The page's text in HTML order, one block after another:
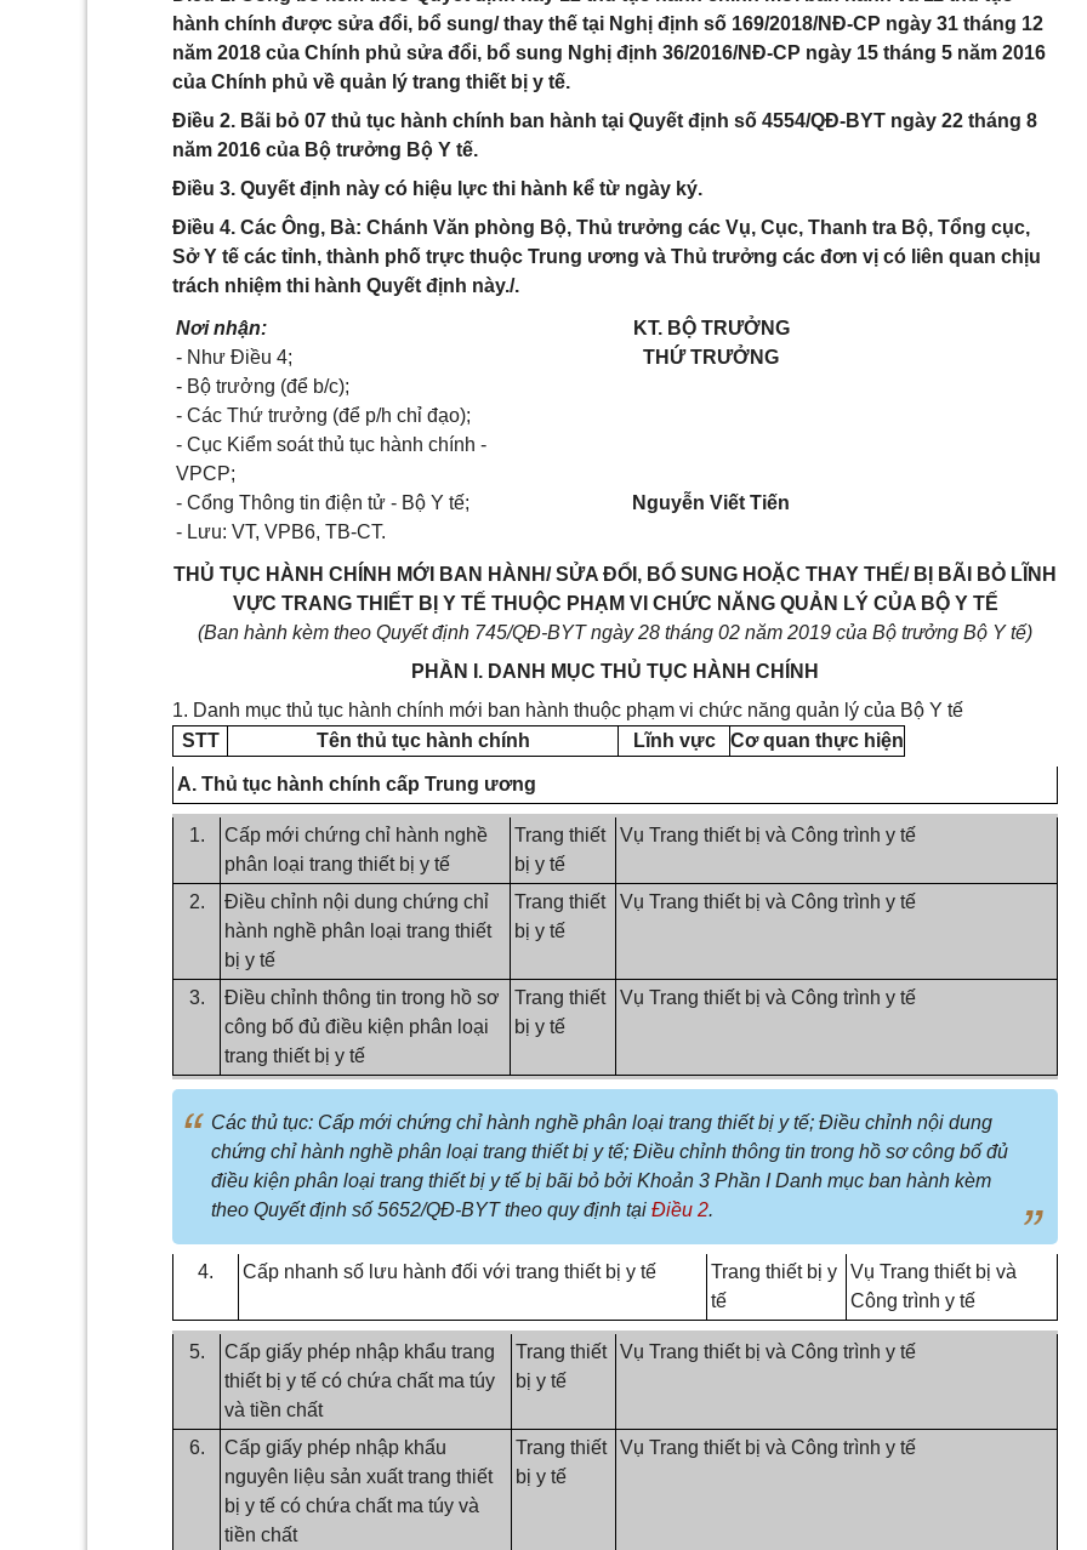
hành chính được sửa đổi, bổ sung/ thay thế tại Nghị định số 169/2018/NĐ-CP ngày 31 tháng 12
năm 2018 của Chính phủ sửa đổi, bổ sung Nghị định 36/2016/NĐ-CP ngày 15 tháng 5 năm 2016
của Chính phủ về quản lý trang thiết bị y tế.
Điều 2. Bãi bỏ 07 thủ tục hành chính ban hành tại Quyết định số 4554/QĐ-BYT ngày 22 tháng 8
năm 2016 của Bộ trưởng Bộ Y tế.
Điều 3. Quyết định này có hiệu lực thi hành kể từ ngày ký.
Điều 4. Các Ông, Bà: Chánh Văn phòng Bộ, Thủ trưởng các Vụ, Cục, Thanh tra Bộ, Tổng cục,
Sở Y tế các tỉnh, thành phố trực thuộc Trung ương và Thủ trưởng các đơn vị có liên quan chịu
trách nhiệm thi hành Quyết định này./.
Nơi nhận:
- Như Điều 4;
- Bộ trưởng (để b/c);
- Các Thứ trưởng (để p/h chỉ đạo);
- Cục Kiểm soát thủ tục hành chính -
VPCP;
- Cổng Thông tin điện tử - Bộ Y tế;
- Lưu: VT, VPB6, TB-CT.
KT. BỘ TRƯỞNG
THỨ TRƯỞNG
Nguyễn Viết Tiến
THỦ TỤC HÀNH CHÍNH MỚI BAN HÀNH/ SỬA ĐỔI, BỔ SUNG HOẶC THAY THẾ/ BỊ BÃI BỎ LĨNH
VỰC TRANG THIẾT BỊ Y TẾ THUỘC PHẠM VI CHỨC NĂNG QUẢN LÝ CỦA BỘ Y TẾ
(Ban hành kèm theo Quyết định 745/QĐ-BYT ngày 28 tháng 02 năm 2019 của Bộ trưởng Bộ Y tế)
PHẦN I. DANH MỤC THỦ TỤC HÀNH CHÍNH
1. Danh mục thủ tục hành chính mới ban hành thuộc phạm vi chức năng quản lý của Bộ Y tế
STT
Tên thủ tục hành chính Lĩnh vực Cơ quan thực hiện
A. Thủ tục hành chính cấp Trung ương
1.
Cấp mới chứng chỉ hành nghề
phân loại trang thiết bị y tế
Trang thiết
bị y tế
Vụ Trang thiết bị và Công trình y tế
2.
Điều chỉnh nội dung chứng chỉ
hành nghề phân loại trang thiết
bị y tế
Trang thiết
bị y tế
Vụ Trang thiết bị và Công trình y tế
3.
Điều chỉnh thông tin trong hồ sơ
công bố đủ điều kiện phân loại
trang thiết bị y tế
Trang thiết
bị y tế
Vụ Trang thiết bị và Công trình y tế
Các thủ tục: Cấp mới chứng chỉ hành nghề phân loại trang thiết bị y tế; Điều chỉnh nội dung
chứng chỉ hành nghề phân loại trang thiết bị y tế; Điều chỉnh thông tin trong hồ sơ công bố đủ
điều kiện phân loại trang thiết bị y tế bị bãi bỏ bởi Khoản 3 Phần I Danh mục ban hành kèm
theo Quyết định số 5652/QĐ-BYT theo quy định tại Điều 2.
4. Cấp nhanh số lưu hành đối với trang thiết bị y tế
Trang thiết bị y
tế
Vụ Trang thiết bị và
Công trình y tế
5.
Cấp giấy phép nhập khẩu trang
thiết bị y tế có chứa chất ma túy
và tiền chất
Trang thiết
bị y tế
Vụ Trang thiết bị và Công trình y tế
6.
Cấp giấy phép nhập khẩu
nguyên liệu sản xuất trang thiết
bị y tế có chứa chất ma túy và
tiền chất
Trang thiết
bị y tế
Vụ Trang thiết bị và Công trình y tế